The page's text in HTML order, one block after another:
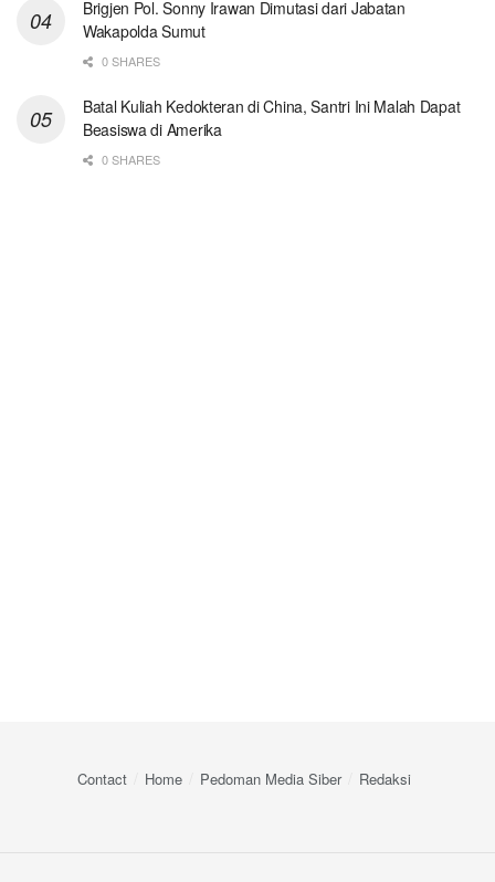
Brigjen Pol. Sonny Irawan Dimutasi dari Jabatan
Wakapolda Sumut
0 SHARES
Batal Kuliah Kedokteran di China, Santri Ini Malah Dapat
Beasiswa di Amerika
0 SHARES
Contact Home Pedoman Media Siber Redaksi